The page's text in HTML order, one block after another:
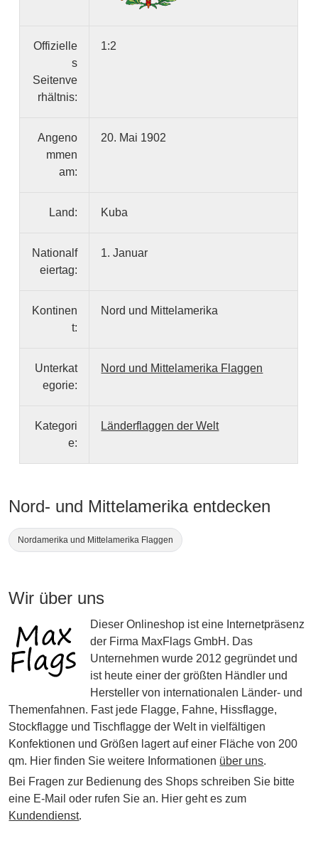
Offizielle
s
Seitenve
rhältnis:
1:2
Angeno
mmen
am:
20. Mai 1902
Land: Kuba
Nationalf
eiertag:
1. Januar
Kontinen
t:
Nord und Mittelamerika
Unterkat
egorie:
Nord und Mittelamerika Flaggen
Kategori
e:
Länderflaggen der Welt
Nord- und Mittelamerika entdecken
Nordamerika und Mittelamerika Flaggen
Wir über uns
Dieser Onlineshop ist eine Internetpräsenz
der Firma MaxFlags GmbH. Das
Unternehmen wurde 2012 gegründet und
ist heute einer der größten Händler und
Hersteller von internationalen Länder- und
Themenfahnen. Fast jede Flagge, Fahne, Hissflagge,
Stockflagge und Tischflagge der Welt in vielfältigen
Konfektionen und Größen lagert auf einer Fläche von 200
qm. Hier finden Sie weitere Informationen über uns.
Bei Fragen zur Bedienung des Shops schreiben Sie bitte
eine E-Mail oder rufen Sie an. Hier geht es zum
Kundendienst.